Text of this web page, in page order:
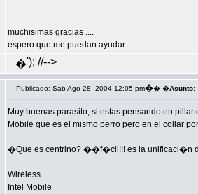
muchisimas gracias ....
espero que me puedan ayudar
�'); //-->
Publicado: Sab Ago 28, 2004 12:05 pm�� �Asunto:
Muy buenas parasito, si estas pensando en
Mobile que es el mismo perro pero en el collar
�Que es centrino? ��f�cil!!! es la unificaci�n
Wireless
Intel Mobile